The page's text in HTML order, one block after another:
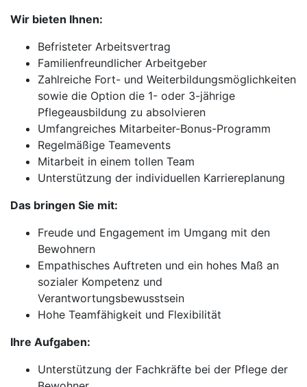
Wir bieten Ihnen:
Befristeter Arbeitsvertrag
Familienfreundlicher Arbeitgeber
Zahlreiche Fort- und Weiterbildungsmöglichkeiten
sowie die Option die 1- oder 3-jährige
Pflegeausbildung zu absolvieren
Umfangreiches Mitarbeiter-Bonus-Programm
Regelmäßige Teamevents
Mitarbeit in einem tollen Team
Unterstützung der individuellen Karriereplanung
Das bringen Sie mit:
Freude und Engagement im Umgang mit den
Bewohnern
Empathisches Auftreten und ein hohes Maß an
sozialer Kompetenz und
Verantwortungsbewusstsein
Hohe Teamfähigkeit und Flexibilität
Ihre Aufgaben:
Unterstützung der Fachkräfte bei der Pflege der